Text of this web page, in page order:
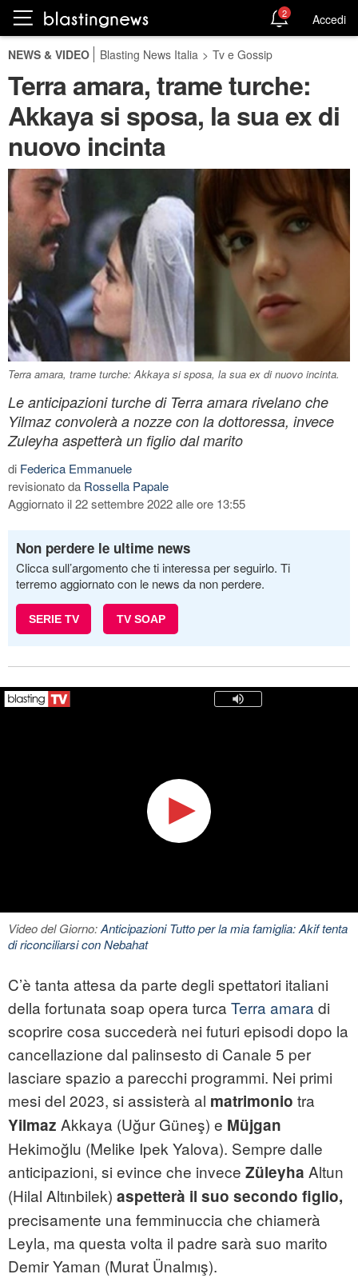
2 Accedi
NEWS & VIDEO Blasting News Italia > Tv e Gossip
Terra amara, trame turche:
Akkaya si sposa, la sua ex di
nuovo incinta
Terra amara, trame turche: Akkaya si sposa, la sua ex di nuovo incinta.
Le anticipazioni turche di Terra amara rivelano che
Yilmaz convolerà a nozze con la dottoressa, invece
Zuleyha aspetterà un figlio dal marito
di Federica Emmanuele
revisionato da Rossella Papale
Aggiornato il 22 settembre 2022 alle ore 13:55
Non perdere le ultime news
Clicca sull’argomento che ti interessa per seguirlo. Ti
terremo aggiornato con le news da non perdere.
SERIE TV TV SOAP
Video del Giorno:Anticipazioni Tutto per la mia famiglia: Akif tenta
di riconciliarsi con Nebahat
C’è tanta attesa da parte degli spettatori italiani
della fortunata soap opera turca Terra amara di
scoprire cosa succederà nei futuri episodi dopo la
cancellazione dal palinsesto di Canale 5 per
lasciare spazio a parecchi programmi. Nei primi
mesi del 2023, si assisterà al matrimonio tra
Yilmaz Akkaya (Uğur Güneş) e Müjgan
Hekimoğlu (Melike Ipek Yalova). Sempre dalle
anticipazioni, si evince che invece Züleyha Altun
(Hilal Altınbilek) aspetterà il suo secondo figlio,
precisamente una femminuccia che chiamerà
Leyla, ma questa volta il padre sarà suo marito
Demir Yaman (Murat Ünalmış).